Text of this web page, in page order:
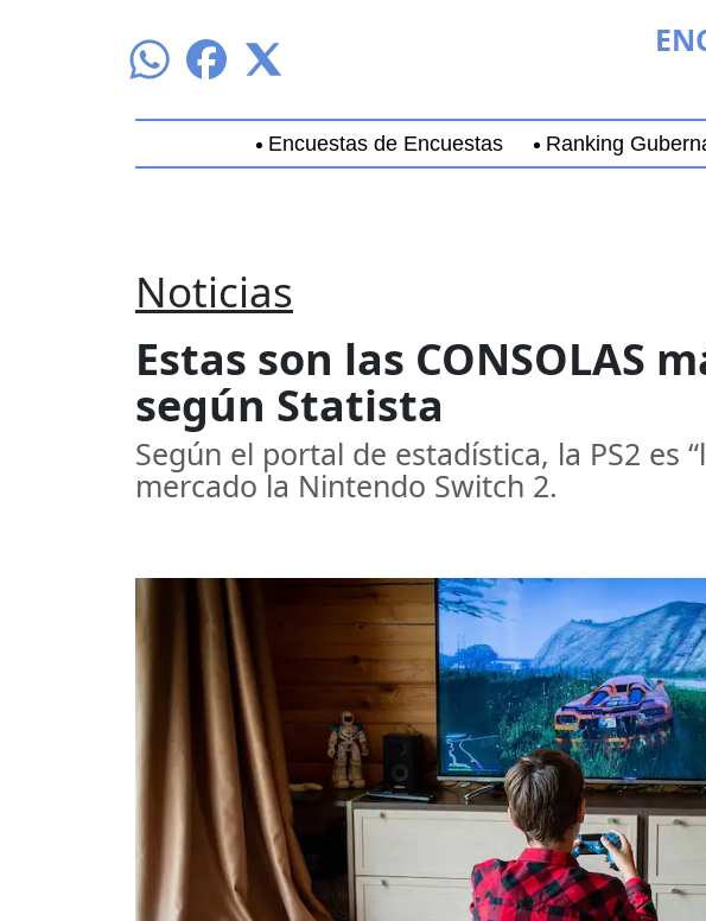
Encuestas de Encuestas Ranking
Noticias
Estas son las CONSOLAS
según Statista
Según el portal de estadística, la PS2 es
mercado la Nintendo Switch 2.